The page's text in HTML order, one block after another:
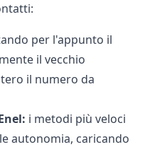
per l'appunto il
il vecchio
il numero da
i metodi più veloci
autonomia, caricando